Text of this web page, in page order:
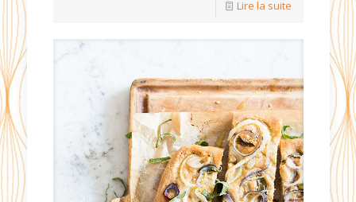
Lire la suite